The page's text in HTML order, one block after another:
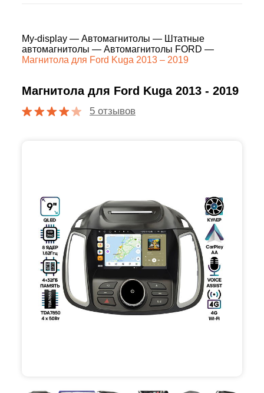
My-display — Автомагнитолы — Штатные
автомагнитолы — Автомагнитолы FORD —
Магнитола для Ford Kuga 2013 – 2019
Магнитола для Ford Kuga 2013 - 2019
5 отзывов